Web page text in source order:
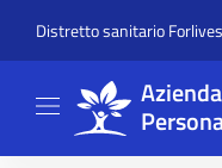
Distretto sanitario